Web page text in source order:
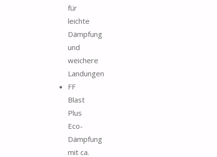
für
leichte
Dämpfung
und
weichere
Landungen
FF
Blast
Plus
Eco-
Dämpfung
mit ca.